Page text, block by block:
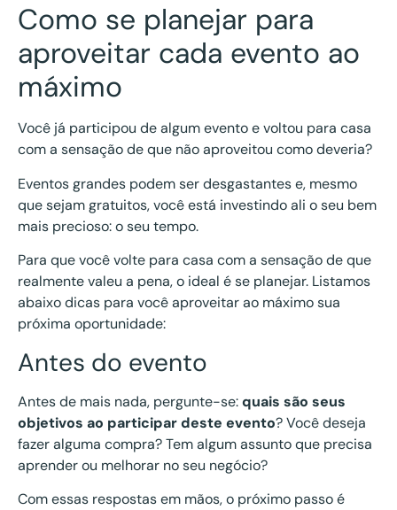
Como se planejar para
aproveitar cada evento ao
máximo
Você já participou de algum evento e voltou para casa
com a sensação de que não aproveitou como deveria?
Eventos grandes podem ser desgastantes e, mesmo
que sejam gratuitos, você está investindo ali o seu bem
mais precioso: o seu tempo.
Para que você volte para casa com a sensação de que
realmente valeu a pena, o ideal é se planejar. Listamos
abaixo dicas para você aproveitar ao máximo sua
próxima oportunidade:
Antes do evento
Antes de mais nada, pergunte-se:quais são seus
objetivos ao participar deste evento? Você deseja
fazer alguma compra? Tem algum assunto que precisa
aprender ou melhorar no seu negócio?
Com essas respostas em mãos, o próximo passo é